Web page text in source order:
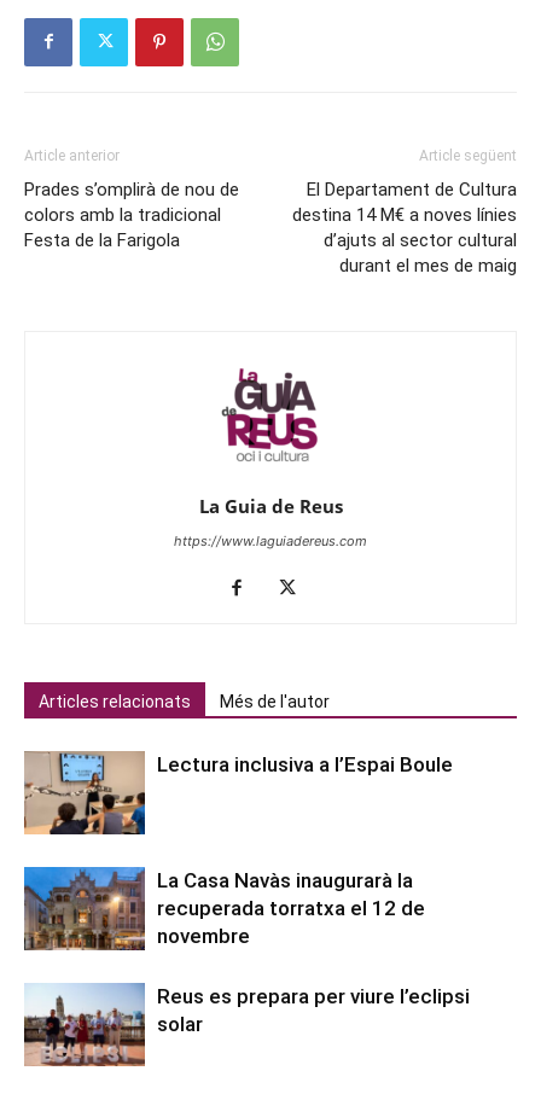
Article anterior
Prades s’omplirà de nou de
colors amb la tradicional
Festa de la Farigola
Article següent
El Departament de Cultura
destina 14 M€ a noves línies
d’ajuts al sector cultural
durant el mes de maig
La Guia de Reus
https://www.laguiadereus.com
Articles relacionats Més de l'autor
Lectura inclusiva a l’Espai Boule
La Casa Navàs inaugurarà la
recuperada torratxa el 12 de
novembre
Reus es prepara per viure l’eclipsi
solar